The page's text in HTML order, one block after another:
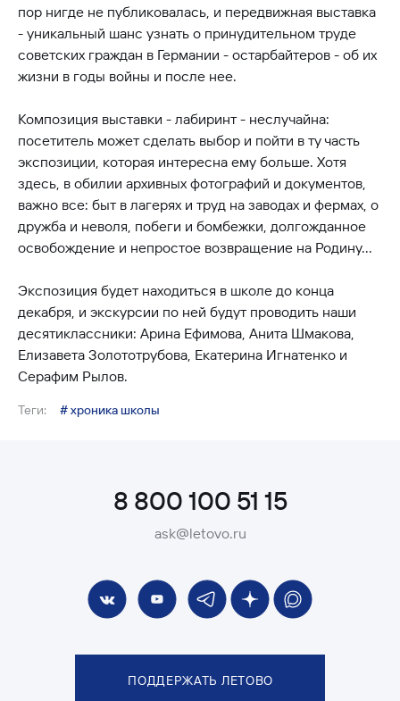
пор нигде не публиковалась, и передвижная выставка
- уникальный шанс узнать о принудительном труде
советских граждан в Германии - остарбайтеров - об их
жизни в годы войны и после нее.
Композиция выставки - лабиринт - неслучайна:
посетитель может сделать выбор и пойти в ту часть
экспозиции, которая интересна ему больше. Хотя
здесь, в обилии архивных фотографий и документов,
важно все: быт в лагерях и труд на заводах и фермах, о
дружба и неволя, побеги и бомбежки, долгожданное
освобождение и непростое возвращение на Родину...
Экспозиция будет находиться в школе до конца
декабря, и экскурсии по ней будут проводить наши
десятиклассники: Арина Ефимова, Анита Шмакова,
Елизавета Золототрубова, Екатерина Игнатенко и
Серафим Рылов.
Теги: # хроника школы
8 800 100 51 15
ask@letovo.ru
ПОДДЕРЖАТЬ ЛЕТОВО